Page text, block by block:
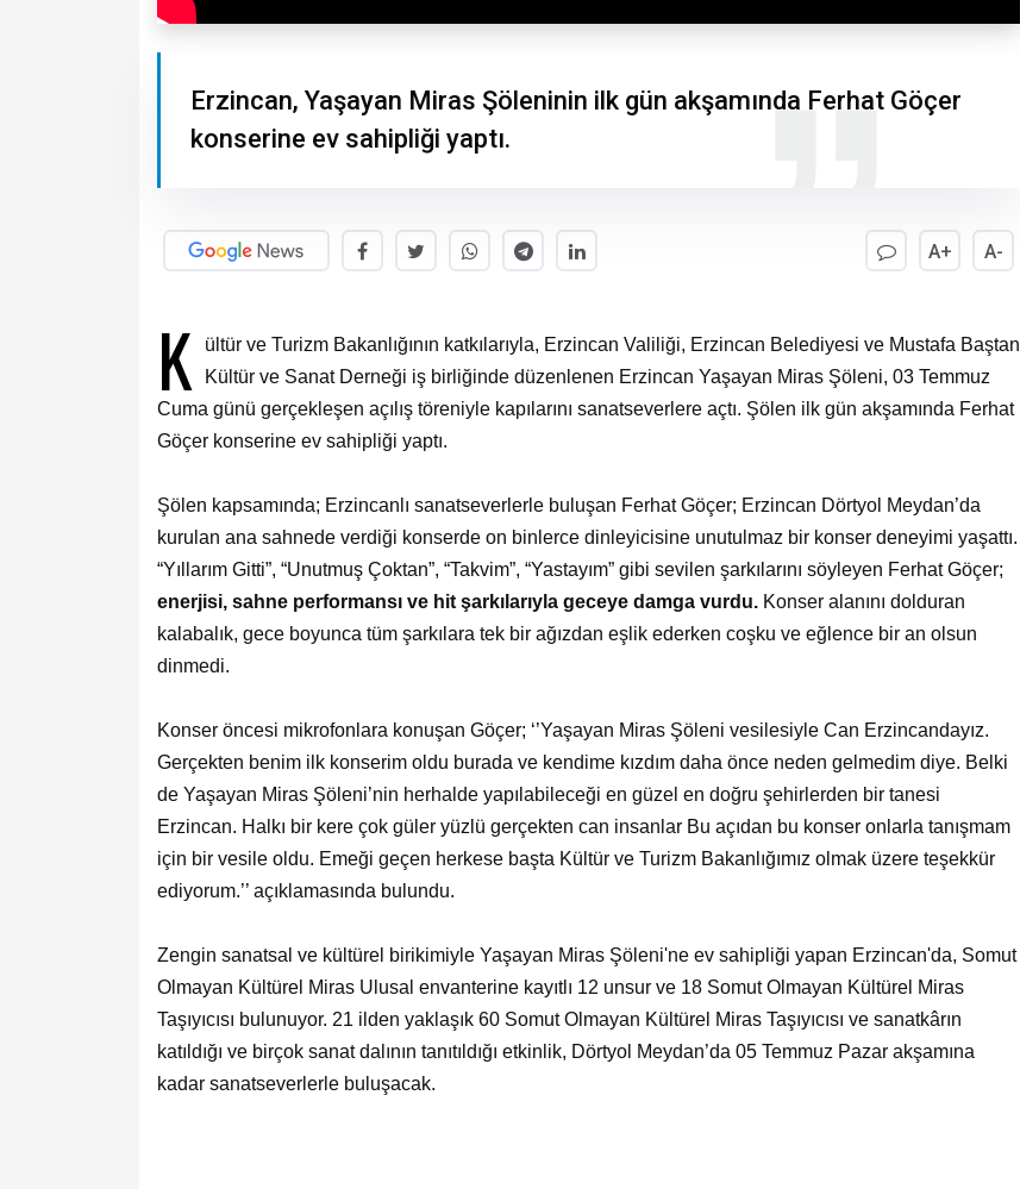
Erzincan, Yaşayan Miras Şöleninin ilk gün akşamında Ferhat Göçer
konserine ev sahipliği yaptı.
A+ A-
K
ültür ve Turizm Bakanlığının katkılarıyla, Erzincan Valiliği, Erzincan Belediyesi ve Mustafa Baştan
Kültür ve Sanat Derneği iş birliğinde düzenlenen Erzincan Yaşayan Miras Şöleni, 03 Temmuz
Cuma günü gerçekleşen açılış töreniyle kapılarını sanatseverlere açtı. Şölen ilk gün akşamında Ferhat
Göçer konserine ev sahipliği yaptı.
Şölen kapsamında; Erzincanlı sanatseverlerle buluşan Ferhat Göçer; Erzincan Dörtyol Meydan’da
kurulan ana sahnede verdiği konserde on binlerce dinleyicisine unutulmaz bir konser deneyimi yaşattı.
“Yıllarım Gitti”, “Unutmuş Çoktan”, “Takvim”, “Yastayım” gibi sevilen şarkılarını söyleyen Ferhat Göçer;
enerjisi, sahne performansı ve hit şarkılarıyla geceye damga vurdu. Konser alanını dolduran
kalabalık, gece boyunca tüm şarkılara tek bir ağızdan eşlik ederken coşku ve eğlence bir an olsun
dinmedi.
Konser öncesi mikrofonlara konuşan Göçer; ‘’Yaşayan Miras Şöleni vesilesiyle Can Erzincandayız.
Gerçekten benim ilk konserim oldu burada ve kendime kızdım daha önce neden gelmedim diye. Belki
de Yaşayan Miras Şöleni’nin herhalde yapılabileceği en güzel en doğru şehirlerden bir tanesi
Erzincan. Halkı bir kere çok güler yüzlü gerçekten can insanlar Bu açıdan bu konser onlarla tanışmam
için bir vesile oldu. Emeği geçen herkese başta Kültür ve Turizm Bakanlığımız olmak üzere teşekkür
ediyorum.’’ açıklamasında bulundu.
Zengin sanatsal ve kültürel birikimiyle Yaşayan Miras Şöleni'ne ev sahipliği yapan Erzincan'da, Somut
Olmayan Kültürel Miras Ulusal envanterine kayıtlı 12 unsur ve 18 Somut Olmayan Kültürel Miras
Taşıyıcısı bulunuyor. 21 ilden yaklaşık 60 Somut Olmayan Kültürel Miras Taşıyıcısı ve sanatkârın
katıldığı ve birçok sanat dalının tanıtıldığı etkinlik, Dörtyol Meydan’da 05 Temmuz Pazar akşamına
kadar sanatseverlerle buluşacak.